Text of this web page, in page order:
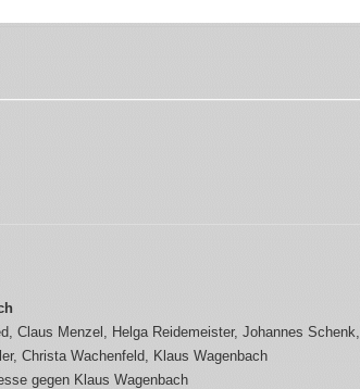
Claus Menzel, Helga Reidemeister, Johannes Schenk,
Christa Wachenfeld, Klaus Wagenbach
gegen Klaus Wagenbach